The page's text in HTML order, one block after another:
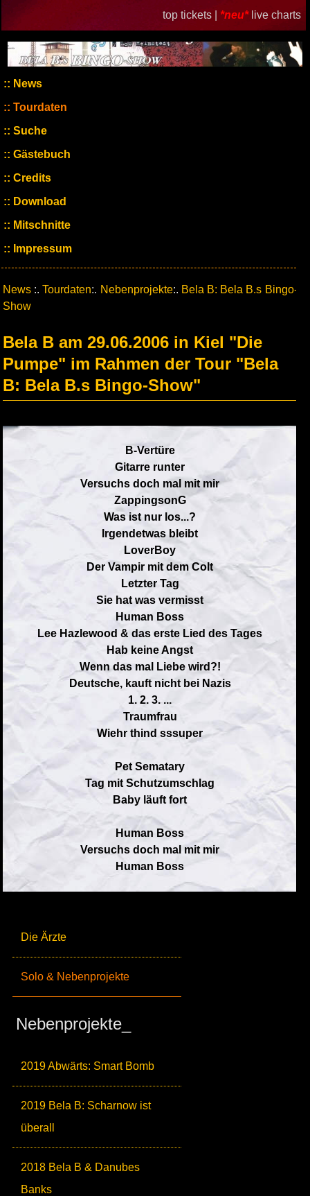
top tickets | *neu* live charts
News
Tourdaten
Suche
Gästebuch
Credits
Download
Mitschnitte
Impressum
Die Ärzte
Solo & Nebenprojekte
Nebenprojekte_
2019 Abwärts: Smart Bomb
2019 Bela B: Scharnow ist
überall
2018 Bela B & Danubes
Banks
News :.Tourdaten:. Nebenprojekte:. Bela B: Bela B.s Bingo-
Show
Bela B am 29.06.2006 in Kiel "Die
Pumpe" im Rahmen der Tour "Bela
B: Bela B.s Bingo-Show"
B-Vertüre
Gitarre runter
Versuchs doch mal mit mir
ZappingsonG
Was ist nur los...?
Irgendetwas bleibt
LoverBoy
Der Vampir mit dem Colt
Letzter Tag
Sie hat was vermisst
Human Boss
Lee Hazlewood & das erste Lied des Tages
Hab keine Angst
Wenn das mal Liebe wird?!
Deutsche, kauft nicht bei Nazis
1. 2. 3. ...
Traumfrau
Wiehr thind sssuper
Pet Sematary
Tag mit Schutzumschlag
Baby läuft fort
Human Boss
Versuchs doch mal mit mir
Human Boss